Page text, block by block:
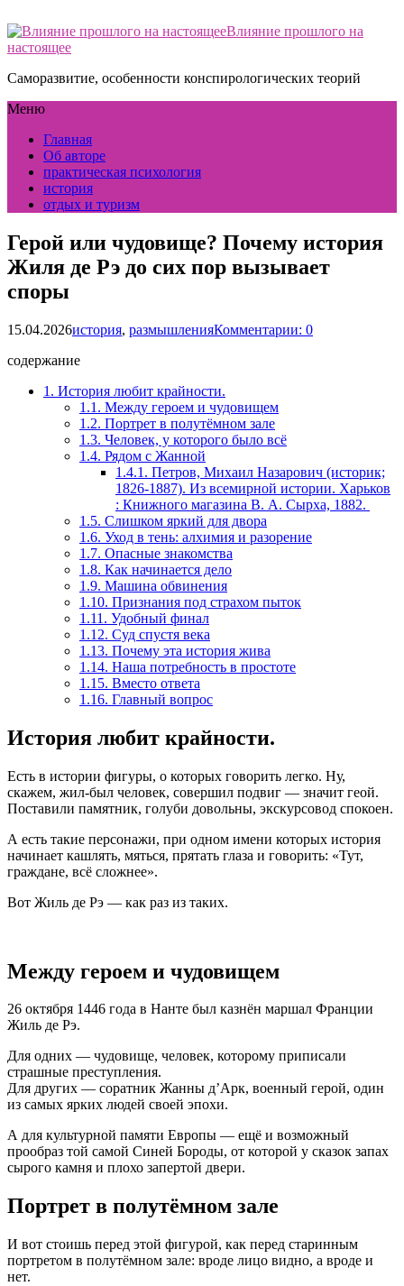
Влияние прошлого на
настоящее
Саморазвитие, особенности конспирологических теорий
Меню
Главная
Об авторе
практическая психология
история
отдых и туризм
Герой или чудовище? Почему история
Жиля де Рэ до сих пор вызывает
споры
15.04.2026история, размышленияКомментарии: 0
содержание
1. История любит крайности.
1.1. Между героем и чудовищем
1.2. Портрет в полутёмном зале
1.3. Человек, у которого было всё
1.4. Рядом с Жанной
1.4.1. Петров, Михаил Назарович (историк;
1826-1887). Из всемирной истории. Харьков
: Книжного магазина В. А. Сырха, 1882.
1.5. Слишком яркий для двора
1.6. Уход в тень: алхимия и разорение
1.7. Опасные знакомства
1.8. Как начинается дело
1.9. Машина обвинения
1.10. Признания под страхом пыток
1.11. Удобный финал
1.12. Суд спустя века
1.13. Почему эта история жива
1.14. Наша потребность в простоте
1.15. Вместо ответа
1.16. Главный вопрос
История любит крайности.
Есть в истории фигуры, о которых говорить легко. Ну,
скажем, жил-был человек, совершил подвиг — значит геой.
Поставили памятник, голуби довольны, экскурсовод спокоен.
А есть такие персонажи, при одном имени которых история
начинает кашлять, мяться, прятать глаза и говорить: «Тут,
граждане, всё сложнее».
Вот Жиль де Рэ — как раз из таких.
Между героем и чудовищем
26 октября 1446 года в Нанте был казнён маршал Франции
Жиль де Рэ.
Для одних — чудовище, человек, которому приписали
страшные преступления.
Для других — соратник Жанны д’Арк, военный герой, один
из самых ярких людей своей эпохи.
А для культурной памяти Европы — ещё и возможный
прообраз той самой Синей Бороды, от которой у сказок запах
сырого камня и плохо запертой двери.
Портрет в полутёмном зале
И вот стоишь перед этой фигурой, как перед старинным
портретом в полутёмном зале: вроде лицо видно, а вроде и
нет.